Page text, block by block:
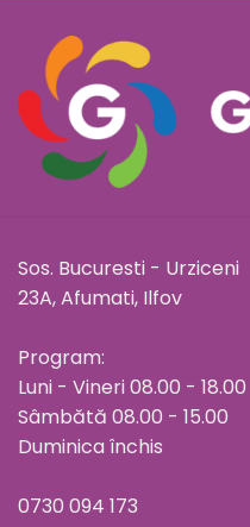
Sos. Bucuresti - Urziceni
23A, Afumati, Ilfov
Program:
Luni - Vineri 08.00 - 18.00
Sâmbătă 08.00 - 15.00
Duminica închis
0730 094 173